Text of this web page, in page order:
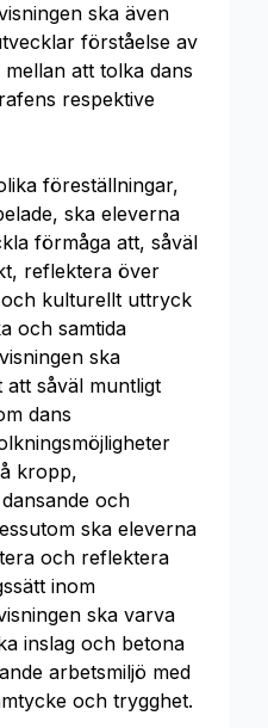
ska även
förståelse av
att tolka dans
respektive
föreställningar,
ska eleverna
förmåga att, såväl
reflektera över
kulturellt uttryck
och samtida
ska
att såväl muntligt
dans
kropp,
och
ska eleverna
och reflektera
inom
ska varva
inslag och betona
arbetsmiljö med
och trygghet.